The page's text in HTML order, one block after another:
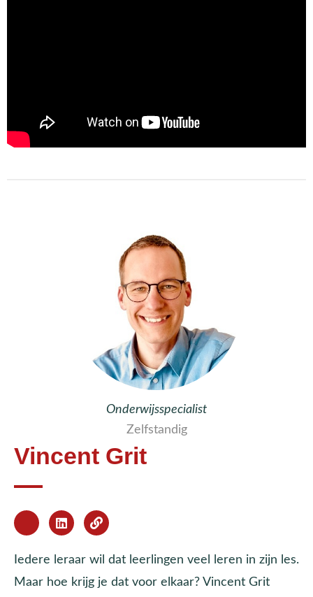
Onderwijsspecialist
Zelfstandig
Vincent Grit
Iedere leraar wil dat leerlingen veel leren in zijn les.
Maar hoe krijg je dat voor elkaar? Vincent Grit